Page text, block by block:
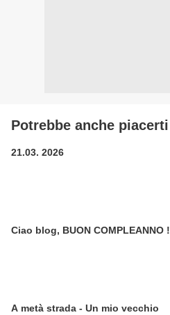
Potrebbe anche piacerti
21.03. 2026
Ciao blog, BUON COMPLEANNO !
A metà strada - Un mio vecchio